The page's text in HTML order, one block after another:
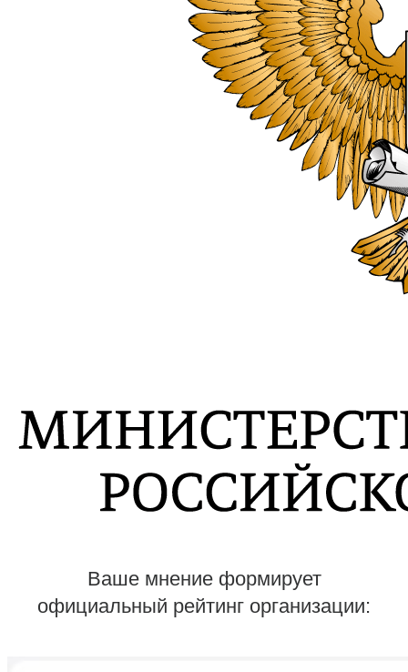
Ваше мнение формирует
официальный рейтинг организации: